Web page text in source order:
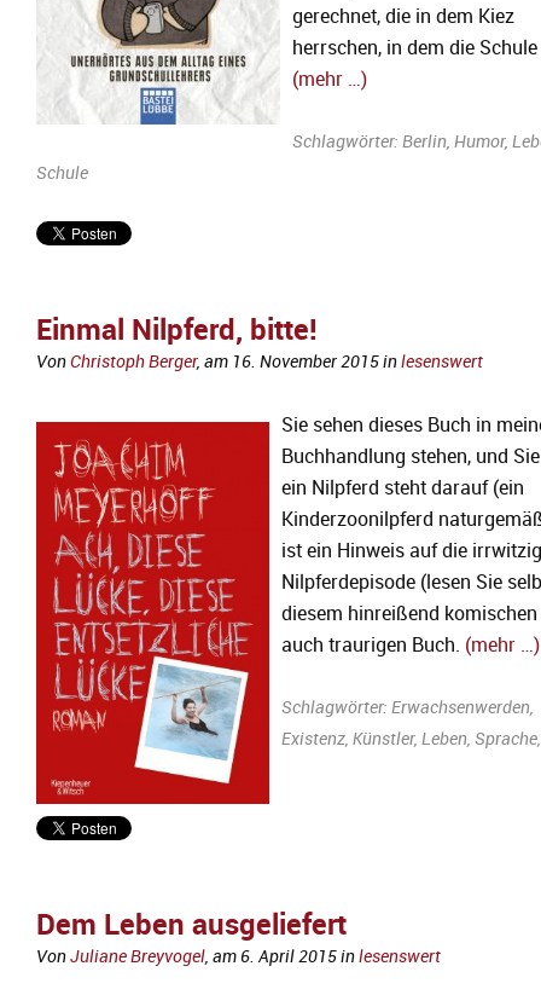
gerechnet, die in dem Kiez
herrschen, in dem die
(mehr …)
Schlagwörter: Berlin, Humor,
Schule
Einmal Nilpferd, bitte!
VonChristoph Berger, am 16. November 2015inlesenswert
Sie sehen dieses Buch in
Buchhandlung stehen, und
ein Nilpferd steht darauf (ein
Kinderzoonilpferd
ist ein Hinweis auf die
Nilpferdepisode (lesen Sie
diesem hinreißend
auch traurigen Buch. (mehr …)
Schlagwörter: Erwachsenwerden,
Existenz, Künstler, Leben, Sprache
Dem Leben ausgeliefert
VonJuliane Breyvogel, am 6. April 2015inlesenswert